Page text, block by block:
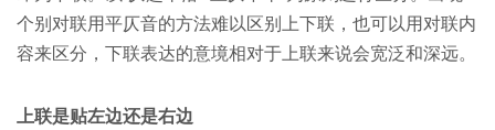
个别对联用平仄音的方法难以区别上下联，也可以用对联内
容来区分，下联表达的意境相对于上联来说会宽泛和深远。
上联是贴左边还是右边